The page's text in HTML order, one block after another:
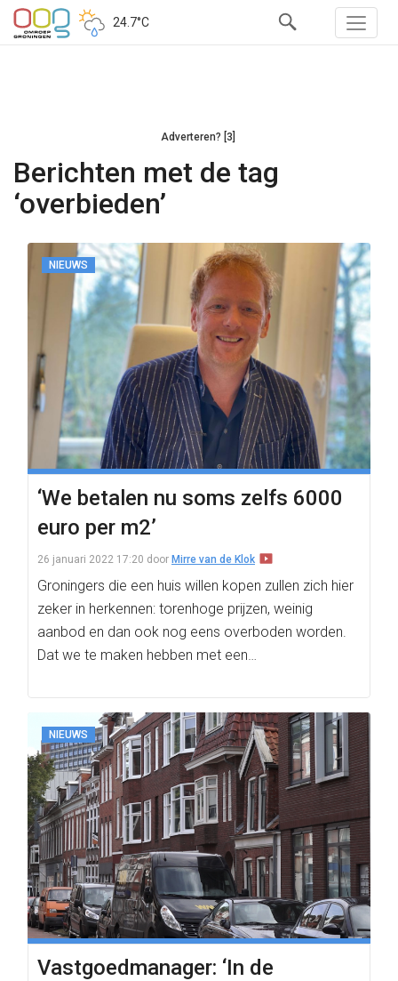
24.7°C
Adverteren? [3]
Berichten met de tag
‘overbieden’
NIEUWS
‘We betalen nu soms zelfs 6000
euro per m2’
26 januari 2022 17:20 door Mirre van de Klok
Groningers die een huis willen kopen zullen zich hier
zeker in herkennen: torenhoge prijzen, weinig
aanbod en dan ook nog eens overboden worden.
Dat we te maken hebben met een…
NIEUWS
Vastgoedmanager: ‘In de